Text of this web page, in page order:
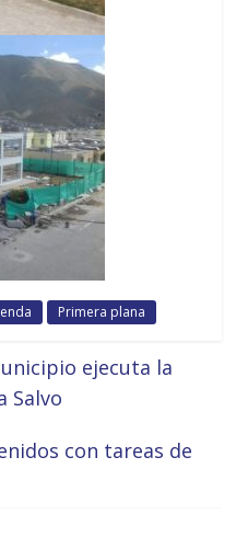
Primera plana
ejecuta la
Salvo
con tareas de